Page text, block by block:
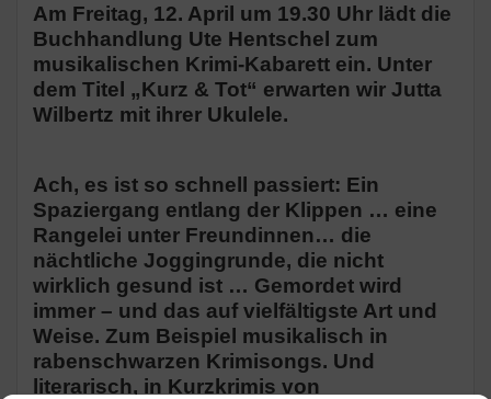
Am Freitag, 12. April um 19.30 Uhr lädt die
Buchhandlung Ute Hentschel zum
musikalischen Krimi-Kabarett ein. Unter
dem Titel „Kurz & Tot“ erwarten wir Jutta
Wilbertz mit ihrer Ukulele.
Ach, es ist so schnell passiert: Ein
Spaziergang entlang der Klippen … eine
Rangelei unter Freundinnen… die
nächtliche Joggingrunde, die nicht
wirklich gesund ist … Gemordet wird
immer – und das auf vielfältigste Art und
Weise. Zum Beispiel musikalisch in
rabenschwarzen Krimisongs. Und
literarisch, in Kurzkrimis von